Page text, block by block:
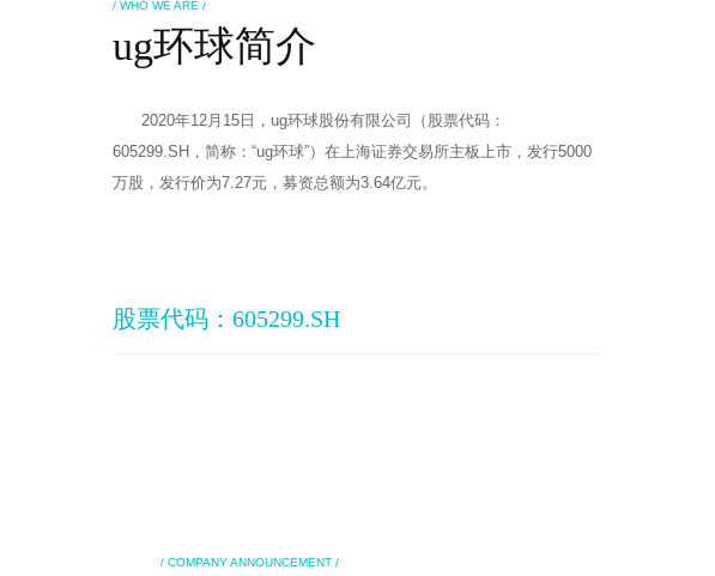
/ WHO WE ARE /
ug环球简介
2020年12月15日，ug环球股份有限公司（股票代码：
605299.SH，简称：“ug环球”）在上海证券交易所主板上市，发行5000
万股，发行价为7.27元，募资总额为3.64亿元。
股票代码：605299.SH
/ COMPANY ANNOUNCEMENT /